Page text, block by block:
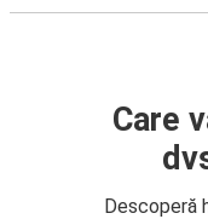
Care
Descoperă